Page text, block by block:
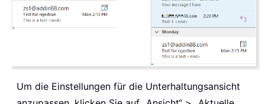
Um die Einstellungen für die Unterhaltungsansicht